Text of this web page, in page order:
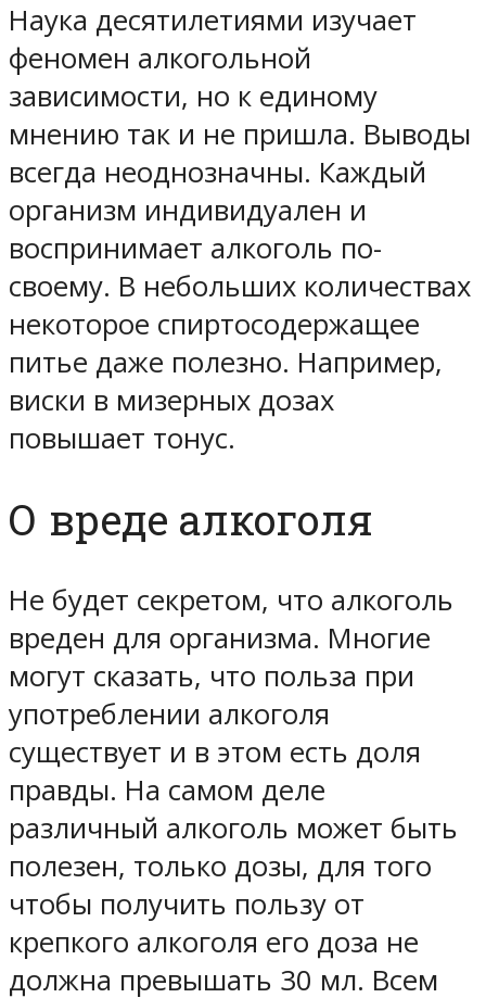
Наука десятилетиями изучает
феномен алкогольной
зависимости, но к единому
мнению так и не пришла. Выводы
всегда неоднозначны. Каждый
организм индивидуален и
воспринимает алкоголь по-
своему. В небольших количествах
некоторое спиртосодержащее
питье даже полезно. Например,
виски в мизерных дозах
повышает тонус.
О вреде алкоголя
Не будет секретом, что алкоголь
вреден для организма. Многие
могут сказать, что польза при
употреблении алкоголя
существует и в этом есть доля
правды. На самом деле
различный алкоголь может быть
полезен, только дозы, для того
чтобы получить пользу от
крепкого алкоголя его доза не
должна превышать 30 мл. Всем